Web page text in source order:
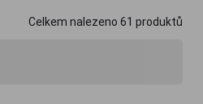
Celkem nalezeno 61 produktů